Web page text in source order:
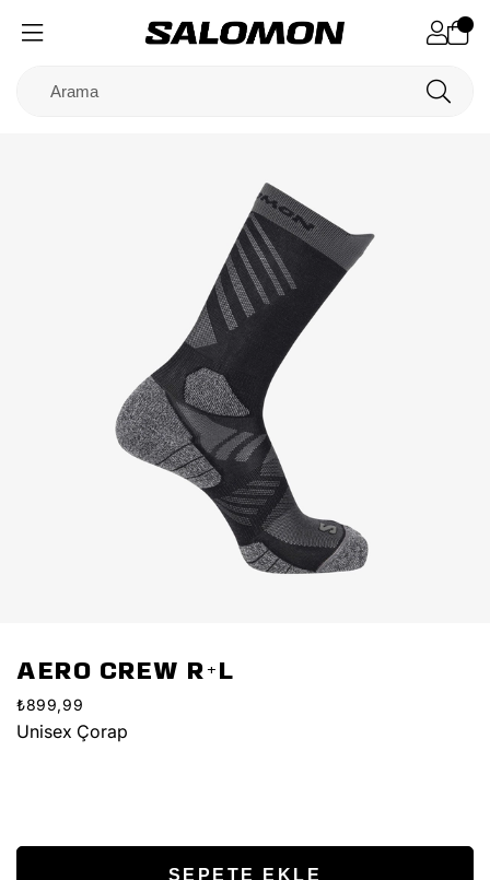
AERO CREW R+L
₺899,99
Unisex Çorap